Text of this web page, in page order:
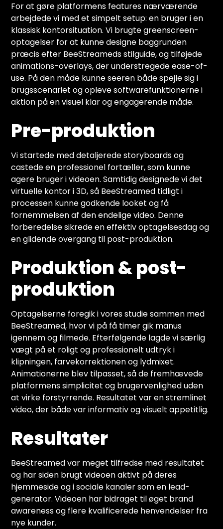
For at gøre platformens features nærværende
arbejdede vi med et simpelt setup: en bruger i en
klassisk kontorsituation. Vi brugte greenscreen-
optagelser for at kunne designe baggrunden
præcis efter BeeStreameds stilguide, og tilføjede
animations-overlays, der understregede ease-of-
use. På den måde kunne seeren både spejle sig i
brugsscenariet og opleve softwarefunktionerne i
aktion på en visuel klar og engagerende måde.
Pre-produktion
Vi startede med detaljerede storyboards og
castede en professionel fortæller, som kunne
agere bruger i videoen. Samtidig designede vi det
virtuelle kontor i 3D, så BeeStreamed tidligt i
processen kunne godkende looket og få
fornemmelsen af den endelige video. Denne
forberedelse sikrede en effektiv optagelsesdag og
en glidende overgang til post-produktion.
Produktion & post-
produktion
Optagelserne foregik i vores studie sammen med
BeeStreamed, hvor vi på få timer gik manus
igennem og filmede. Efterfølgende lagde vi særlig
vægt på et roligt og professionelt udtryk i
klipningen, farvekorrektionen og lydmixet.
Animationerne blev tilpasset, så de fremhævede
platformens simplicitet og brugervenlighed uden
at virke forstyrrende. Resultatet var en strømlinet
video, der både var informativ og visuelt appetitlig.
Resultater
BeeStreamed var meget tilfredse med resultatet
og har siden brugt videoen aktivt på deres
hjemmeside og i sociale kanaler som en lead-
generator. Videoen har bidraget til øget brand
awareness og flere kvalificerede henvendelser fra
nye kunder.